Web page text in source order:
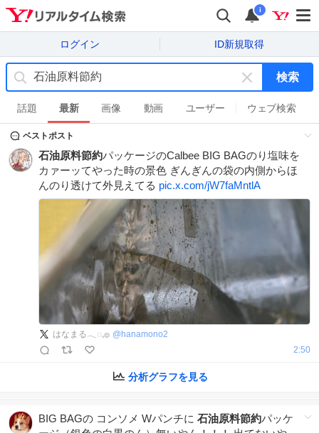
i
ログイン ID新規取得
キ
ー
ワ
ド
を
消
す
検索
話題 最新 画像 動画 ユーザー ウェブ検索
ベストポスト
石油原料節約パッケージのCalbee BIG BAGのり塩味を
カァーッてやった時の景色 ぎんぎんの袋の内側からほ
んのり透けて外見えてる pic.x.com/jW7faMntlA
はなまる𓂃◌𓈒𓐍 @ hanamono2
2:50
分析グラフを見る
BIG BAGの コンソメ Wパンチに 石油原料節約パッケ